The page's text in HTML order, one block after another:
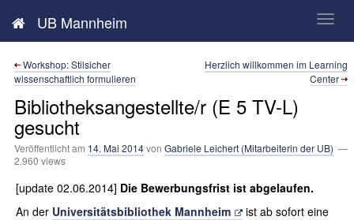
UB Mannheim
Neues aus der UB Mannheim
Workshop: Stilsicher
wissenschaftlich formulieren
Herzlich willkommen im Learning
Center
Bibliotheksangestellte/r (E 5 TV-L)
gesucht
Veröffentlicht am 14. Mai 2014von Gabriele Leichert (Mitarbeiterin der UB) —
2.960 views
[update 02.06.2014] Die Bewerbungsfrist ist abgelaufen.
An der Universitätsbibliothek Mannheim
ist ab sofort eine